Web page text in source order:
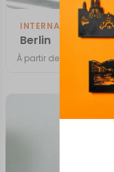
INTERNATIONAL
Berlin
À partir de €